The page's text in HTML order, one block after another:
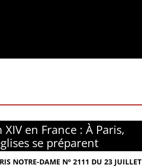
XIV en France : À Paris,
se préparent
NOTRE-DAME N° 2111 DU 23 JUILLET